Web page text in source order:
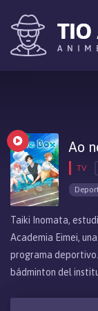
Ao
TV
Taiki Inomata,
Academia Eimei,
programa
bádminton del
siempre llega el